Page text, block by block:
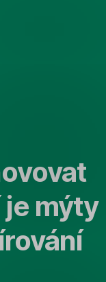
je mýty